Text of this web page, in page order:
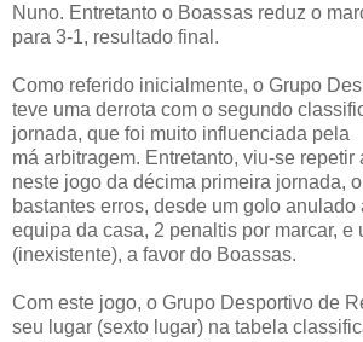
Nuno. Entretanto o Boassas reduz o
para 3-1, resultado final.
Como referido inicialmente, o Grupo
teve uma derrota com o segundo
jornada, que foi muito influenciada pela
má arbitragem. Entretanto, viu-se repetir
neste jogo da décima primeira jornada,
bastantes erros, desde um golo anulado
equipa da casa, 2 penaltis por marcar, e
(inexistente), a favor do Boassas.
Com este jogo, o Grupo Desportivo de
seu lugar (sexto lugar) na tabela